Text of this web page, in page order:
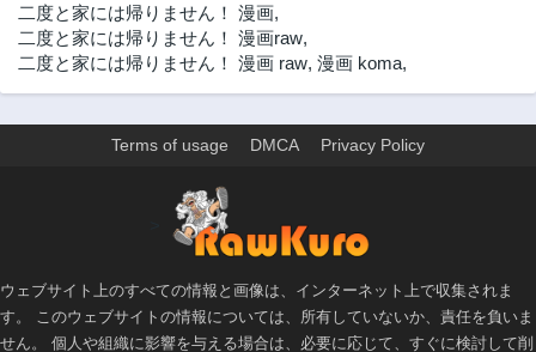
第37話
2年前 2年前
第32話
2年前
2年前 2年前
第27話 第26話
二度と家には帰りません！ 漫画,
二度と家には帰りません！ 漫画raw,
二度と家には帰りません！ 漫画 raw, 漫画 koma,
Terms of usage DMCA Privacy Policy
ウェブサイト上のすべての情報と画像は、インターネット上で収集されま
す。 このウェブサイトの情報については、所有していないか、責任を負いま
せん。 個人や組織に影響を与える場合は、必要に応じて、すぐに検討して削